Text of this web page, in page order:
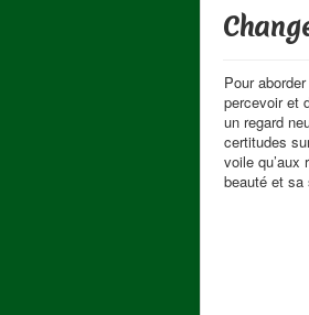
Pour
percevoir et
un regard
certitudes
voile qu’aux
beauté et sa